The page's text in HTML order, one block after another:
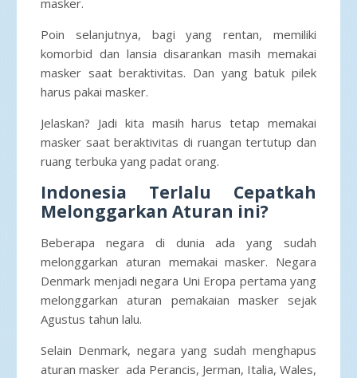
Poin selanjutnya, bagi yang rentan, memiliki
komorbid dan lansia disarankan masih memakai
masker saat beraktivitas. Dan yang batuk pilek
harus pakai masker.
Jelaskan? Jadi kita masih harus tetap memakai
masker saat beraktivitas di ruangan tertutup dan
ruang terbuka yang padat orang.
Indonesia Terlalu Cepatkah
Melonggarkan Aturan ini?
Beberapa negara di dunia ada yang sudah
melonggarkan aturan memakai masker. Negara
Denmark menjadi negara Uni Eropa pertama yang
melonggarkan aturan pemakaian masker sejak
Agustus tahun lalu.
Selain Denmark, negara yang sudah menghapus
aturan masker ada Perancis, Jerman, Italia, Wales,